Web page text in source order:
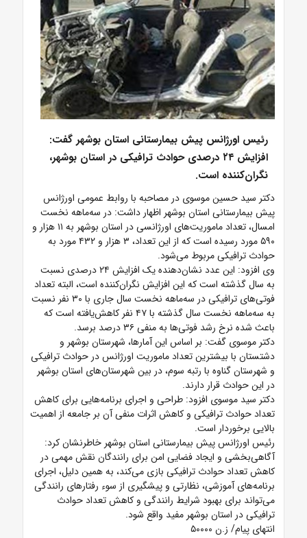
رئیس اورژانس پیش بیمارستانی استان بوشهر گفت:
افزایش ۲۴ درصدی حوادث ترافیکی در استان بوشهر،
نگران‌کننده است.
دکتر سید حسین موسوی در مصاحبه با روابط عمومی اورژانس
پیش بیمارستانی استان بوشهر اظهار داشت: در سه‌ماهه نخست
امسال، تعداد ماموریت‌های اورژانسی در استان بوشهر به ۱۱ هزار و
۵۹۰ مورد رسیده است که از این تعداد، ۳ هزار و ۴۳۲ مورد به
حوادث ترافیکی مربوط می‌شود.
وی افزود: این عدد نشان‌دهنده یک افزایش ۲۴ درصدی نسبت
به سال گذشته است که این افزایش نگران‌کننده است، البته تعداد
فوتی‌های ترافیکی در سه‌ماهه نخست سال جاری با ۳۰ نفر نسبت
به سه‌ماهه نخست سال گذشته با ۴۷ نفر کاهش‌یافته است که
باعث شده نرخ رشد فوتی‌ها به منفی ۳۶ درصد برسد.
دکتر موسوی گفت: بر اساس این آمارها، شهرستان بوشهر و
دشتستان با بیشترین تعداد ماموریت اورژانس در حوادث ترافیکی
و شهرستان گناوه با رتبه سوم، در بین شهرستان‌های استان بوشهر
در این حوادث قرار دارند.
دکتر سید موسوی افزود: طراحی و اجرای برنامه‌هایی برای کاهش
تعداد حوادث ترافیکی و کاهش اثرات منفی آن بر جامعه از اهمیت
بالایی برخوردار است.
رئیس اورژانس پیش بیمارستانی استان بوشهر خاطرنشان کرد:
آگاهی‌بخشی و ایجاد فضایی امن برای رانندگان نقش مهمی در
کاهش تعداد حوادث ترافیکی بازی می‌کند، به همین دلیل، اجرای
برنامه‌های آموزشی، نظارتی و پیشگیری از سوء رفتارهای رانندگی
می‌تواند برای بهبود شرایط رانندگی و کاهش تعداد حوادث
ترافیکی در استان بوشهر مفید واقع شود.
انتهای پیام/ ز.ن ۵۰۰۰۰